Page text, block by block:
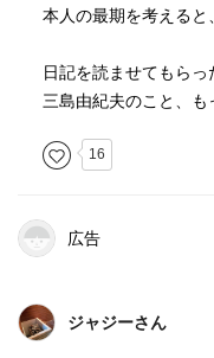
本人の最期を考えると
日記を読ませてもらっ
三島由紀夫のこと、
16
広告
ジャジーさん